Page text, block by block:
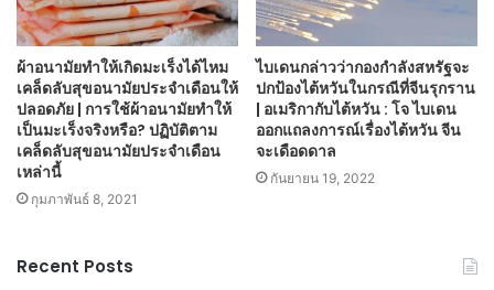
ผ้าอนามัยทำให้เกิดมะเร็งได้ไหม
เคล็ดลับสุขอนามัยประจำเดือนให้
ปลอดภัย | การใช้ผ้าอนามัยทำให้
เป็นมะเร็งจริงหรือ? ปฏิบัติตาม
เคล็ดลับสุขอนามัยประจำเดือน
เหล่านี้
กุมภาพันธ์ 8, 2021
ไบเดนกล่าวว่ากองกำลังสหรัฐจะ
ปกป้องไต้หวันในกรณีที่จีนรุกราน
| อเมริกากับไต้หวัน : โจ ไบเดน
ออกแถลงการณ์เรื่องไต้หวัน จีน
จะเดือดดาล
กันยายน 19, 2022
Recent Posts